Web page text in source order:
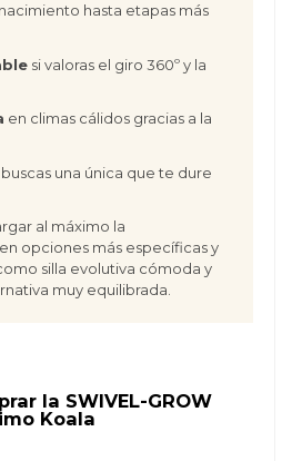
hasta etapas más
si valoras el giro 360º y la
en climas cálidos gracias a la
buscas una única que te dure
al máximo la
opciones más específicas y
silla evolutiva cómoda y
muy equilibrada.
la SWIVEL-GROW
Koala